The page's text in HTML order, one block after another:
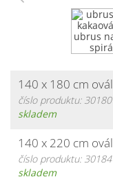
140 x 180 cm ovál
číslo produktu: 30180
skladem
140 x 220 cm ovál
číslo produktu: 30184
skladem